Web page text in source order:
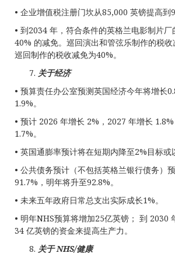
• 企业增值税注册门坎从85,000 英镑提高到
• 到2034 年，符合条件的英格兰电影制片
40% 的减免。巡回演出和管弦乐制作的税
巡回制作的税收减免为40%。
关于经济
• 预算责任办公室预测英国经济今年将增长
1.9%。
• 预计 2026 年增长 2%，2027 年增长
1.7%。
• 英国通膨率预计将在短期内降至2%目标或
• 公共债务预计（不包括英格兰银行债务）
91.7%，明年将升至92.8%。
• 未来五年政府日常总支出实际成长1%。
• 明年NHS预算将增加25亿英镑； 到 2030
34 亿英镑的资金来提高生产力。
关于NHS/健康